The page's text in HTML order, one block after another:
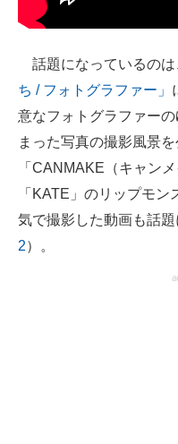
話題になっているのは
ち / フォトグラファー」
意なフォトグラファー
まった写真の撮影風景
「CANMAKE（キャン
「KATE」のリップモ
気で撮影した動画も話
2）。